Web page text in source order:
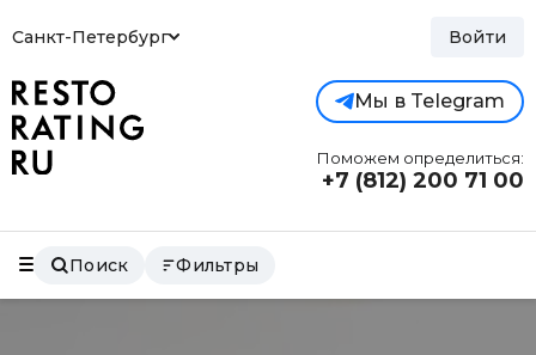
Санкт-Петербург Войти
Мы в Telegram
Поможем определиться:
+7 (812) 200 71 00
Поиск Фильтры